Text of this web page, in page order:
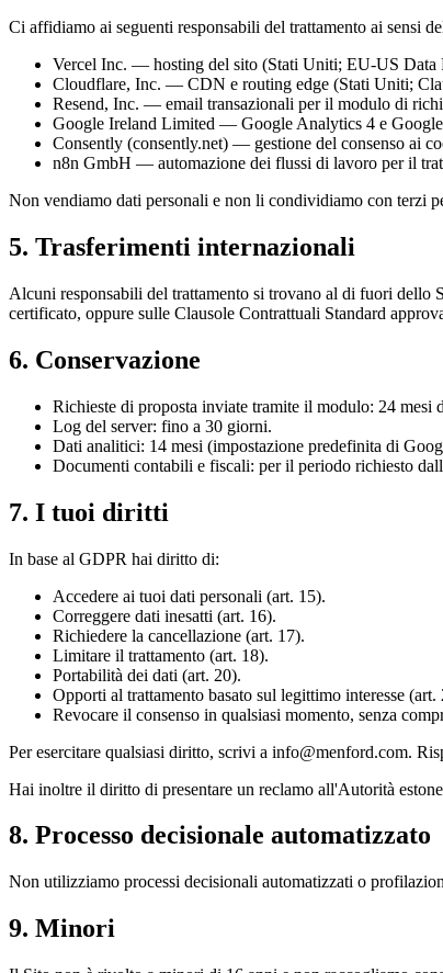
Ci affidiamo ai seguenti responsabili del trattamento ai sensi
Vercel Inc. — hosting del sito (Stati Uniti; EU-US Data
Cloudflare, Inc. — CDN e routing edge (Stati Uniti;
Resend, Inc. — email transazionali per il modulo di
Google Ireland Limited — Google Analytics 4 e
Consently (consently.net) — gestione del consenso ai
n8n GmbH — automazione dei flussi di lavoro per il
Non vendiamo dati personali e non li condividiamo con terzi
5. Trasferimenti internazionali
Alcuni responsabili del trattamento si trovano al di fuori
certificato, oppure sulle Clausole Contrattuali Standard
6. Conservazione
Richieste di proposta inviate tramite il modulo: 24 mesi
Log del server: fino a 30 giorni.
Dati analitici: 14 mesi (impostazione predefinita di
Documenti contabili e fiscali: per il periodo richiesto
7. I tuoi diritti
In base al GDPR hai diritto di:
Accedere ai tuoi dati personali (art. 15).
Correggere dati inesatti (art. 16).
Richiedere la cancellazione (art. 17).
Limitare il trattamento (art. 18).
Portabilità dei dati (art. 20).
Opporti al trattamento basato sul legittimo interesse (art.
Revocare il consenso in qualsiasi momento, senza
Per esercitare qualsiasi diritto, scrivi a info@menford.com.
Hai inoltre il diritto di presentare un reclamo all'Autorità
8. Processo decisionale automatizzato
Non utilizziamo processi decisionali automatizzati o
9. Minori